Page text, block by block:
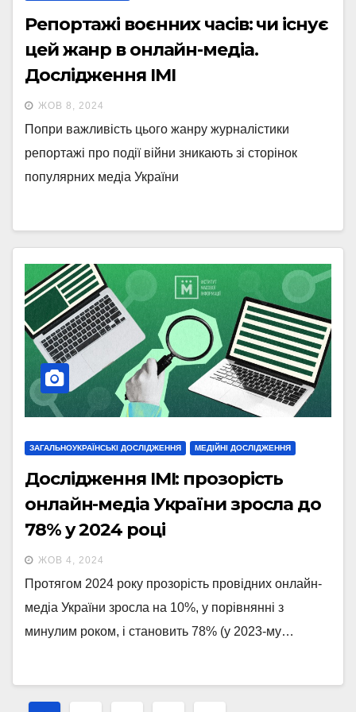
Репортажі воєнних часів: чи існує
цей жанр в онлайн-медіа.
Дослідження ІМІ
ЖОВ 8, 2024
Попри важливість цього жанру журналістики
репортажі про події війни зникають зі сторінок
популярних медіа України
ЗАГАЛЬНОУКРАЇНСЬКІ ДОСЛІДЖЕННЯ МЕДІЙНІ ДОСЛІДЖЕННЯ
Дослідження ІМІ: прозорість
онлайн-медіа України зросла до
78% у 2024 році
ЖОВ 4, 2024
Протягом 2024 року прозорість провідних онлайн-
медіа України зросла на 10%, у порівнянні з
минулим роком, і становить 78% (у 2023-му…